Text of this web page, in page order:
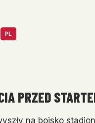
PL
PRZED
na boisko